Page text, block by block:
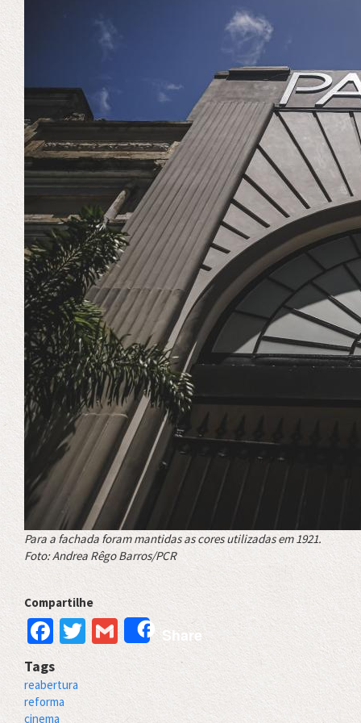
Para a fachada foram mantidas as cores utilizadas em 1921.
Foto: Andrea Rêgo Barros/PCR
Compartilhe
Facebook
Twitter
GmailShare
Tags
reabertura
reforma
cinema